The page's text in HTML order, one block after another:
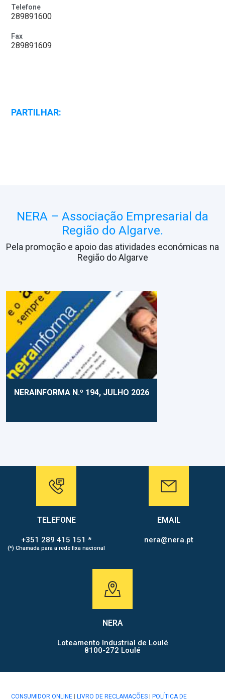
Telefone
289891600
Fax
289891609
PARTILHAR:
NERA – Associação Empresarial da
Região do Algarve.
Pela promoção e apoio das atividades económicas na
Região do Algarve
NERAINFORMA N.º 194, JULHO 2026
TELEFONE
+351 289 415 151 *
(*) Chamada para a rede fixa nacional
EMAIL
nera@nera.pt
NERA
Loteamento Industrial de Loulé
8100-272 Loulé
CONSUMIDOR ONLINE LIVRO DE RECLAMAÇÕES POLÍTICA DE